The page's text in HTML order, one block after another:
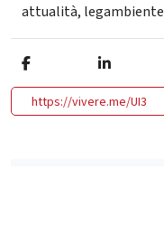
attualità, legambiente
https://vivere.me/UI3